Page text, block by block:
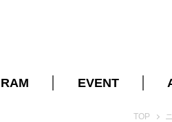
EVENT
開催スケジュールTOP